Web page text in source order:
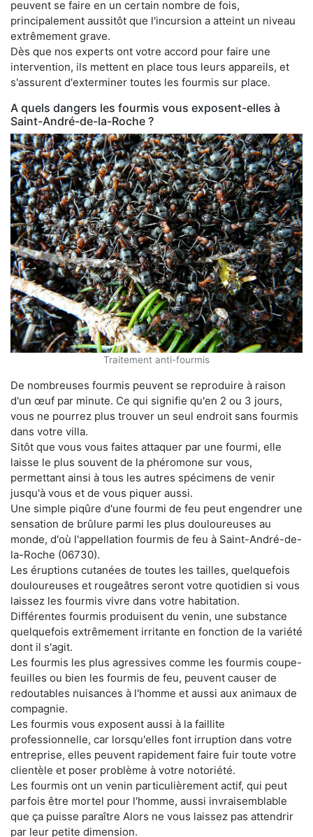
peuvent se faire en un certain nombre de fois,
principalement aussitôt que l'incursion a atteint un niveau
extrêmement grave.
Dès que nos experts ont votre accord pour faire une
intervention, ils mettent en place tous leurs appareils, et
s'assurent d'exterminer toutes les fourmis sur place.
A quels dangers les fourmis vous exposent-elles à
Saint-André-de-la-Roche ?
Traitement anti-fourmis
De nombreuses fourmis peuvent se reproduire à raison
d'un œuf par minute. Ce qui signifie qu'en 2 ou 3 jours,
vous ne pourrez plus trouver un seul endroit sans fourmis
dans votre villa.
Sitôt que vous vous faites attaquer par une fourmi, elle
laisse le plus souvent de la phéromone sur vous,
permettant ainsi à tous les autres spécimens de venir
jusqu'à vous et de vous piquer aussi.
Une simple piqûre d'une fourmi de feu peut engendrer une
sensation de brûlure parmi les plus douloureuses au
monde, d'où l'appellation fourmis de feu à Saint-André-de-
la-Roche (06730).
Les éruptions cutanées de toutes les tailles, quelquefois
douloureuses et rougeâtres seront votre quotidien si vous
laissez les fourmis vivre dans votre habitation.
Différentes fourmis produisent du venin, une substance
quelquefois extrêmement irritante en fonction de la variété
dont il s'agit.
Les fourmis les plus agressives comme les fourmis coupe-
feuilles ou bien les fourmis de feu, peuvent causer de
redoutables nuisances à l'homme et aussi aux animaux de
compagnie.
Les fourmis vous exposent aussi à la faillite
professionnelle, car lorsqu'elles font irruption dans votre
entreprise, elles peuvent rapidement faire fuir toute votre
clientèle et poser problème à votre notoriété.
Les fourmis ont un venin particulièrement actif, qui peut
parfois être mortel pour l'homme, aussi invraisemblable
que ça puisse paraître Alors ne vous laissez pas attendrir
par leur petite dimension.